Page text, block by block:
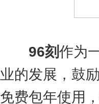
96刻作为
业的发展，鼓
免费包年使用